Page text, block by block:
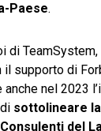
Paese.
di
il supporto di
nel 2023
sottolineare
del